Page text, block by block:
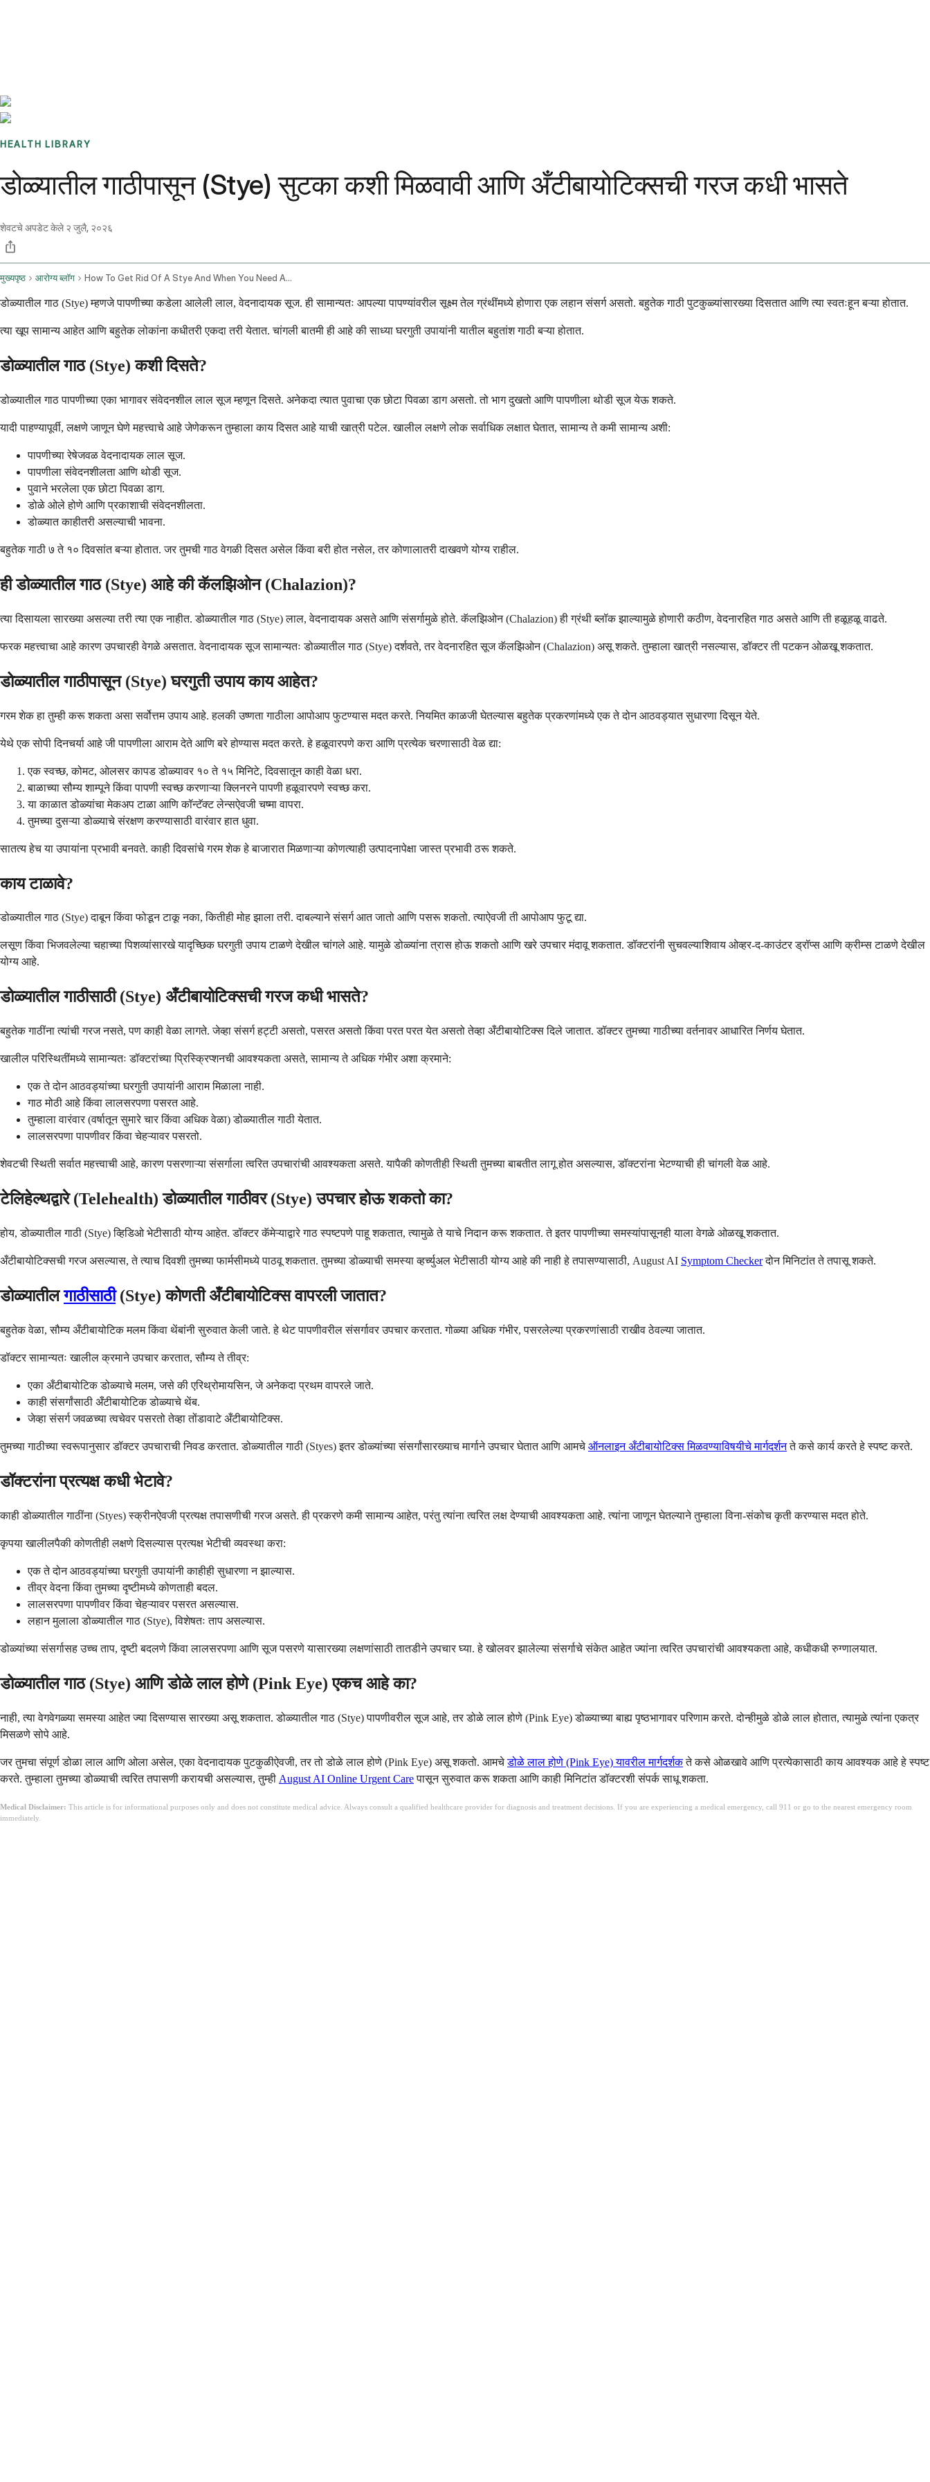
HEALTH LIBRARY
डोळ्यातील गाठीपासून (Stye) सुटका कशी मिळवावी आणि अँटीबायोटिक्सची गरज कधी भासते
शेवटचे अपडेट केले २ जुलै, २०२६
मुख्यपृष्ठ आरोग्य ब्लॉग How To Get Rid Of A Stye And When You Need Antibiotics
डोळ्यातील गाठ (Stye) म्हणजे पापणीच्या कडेला आलेली लाल, वेदनादायक सूज. ही सामान्यतः आपल्या पापण्यांवरील सूक्ष्म तेल ग्रंथींमध्ये होणारा एक लहान संसर्ग असतो. बहुतेक गाठी पुटकुळ्यांसारख्या दिसतात आणि त्या स्वतःहून बऱ्या होतात.
त्या खूप सामान्य आहेत आणि बहुतेक लोकांना कधीतरी एकदा तरी येतात. चांगली बातमी ही आहे की साध्या घरगुती उपायांनी यातील बहुतांश गाठी बऱ्या होतात.
डोळ्यातील गाठ (Stye) कशी दिसते?
डोळ्यातील गाठ पापणीच्या एका भागावर संवेदनशील लाल सूज म्हणून दिसते. अनेकदा त्यात पुवाचा एक छोटा पिवळा डाग असतो. तो भाग दुखतो आणि पापणीला थोडी सूज येऊ शकते.
यादी पाहण्यापूर्वी, लक्षणे जाणून घेणे महत्त्वाचे आहे जेणेकरून तुम्हाला काय दिसत आहे याची खात्री पटेल. खालील लक्षणे लोक सर्वाधिक लक्षात घेतात, सामान्य ते कमी सामान्य अशी:
पापणीच्या रेषेजवळ वेदनादायक लाल सूज.
पापणीला संवेदनशीलता आणि थोडी सूज.
पुवाने भरलेला एक छोटा पिवळा डाग.
डोळे ओले होणे आणि प्रकाशाची संवेदनशीलता.
डोळ्यात काहीतरी असल्याची भावना.
बहुतेक गाठी ७ ते १० दिवसांत बऱ्या होतात. जर तुमची गाठ वेगळी दिसत असेल किंवा बरी होत नसेल, तर कोणालातरी दाखवणे योग्य राहील.
ही डोळ्यातील गाठ (Stye) आहे की कॅलझिओन (Chalazion)?
त्या दिसायला सारख्या असल्या तरी त्या एक नाहीत. डोळ्यातील गाठ (Stye) लाल, वेदनादायक असते आणि संसर्गामुळे होते. कॅलझिओन (Chalazion) ही ग्रंथी ब्लॉक झाल्यामुळे होणारी कठीण, वेदनारहित गाठ असते आणि ती हळूहळू वाढते.
फरक महत्त्वाचा आहे कारण उपचारही वेगळे असतात. वेदनादायक सूज सामान्यतः डोळ्यातील गाठ (Stye) दर्शवते, तर वेदनारहित सूज कॅलझिओन (Chalazion) असू शकते. तुम्हाला खात्री नसल्यास, डॉक्टर ती पटकन ओळखू शकतात.
डोळ्यातील गाठीपासून (Stye) घरगुती उपाय काय आहेत?
गरम शेक हा तुम्ही करू शकता असा सर्वोत्तम उपाय आहे. हलकी उष्णता गाठीला आपोआप फुटण्यास मदत करते. नियमित काळजी घेतल्यास बहुतेक प्रकरणांमध्ये एक ते दोन आठवड्यात सुधारणा दिसून येते.
येथे एक सोपी दिनचर्या आहे जी पापणीला आराम देते आणि बरे होण्यास मदत करते. हे हळूवारपणे करा आणि प्रत्येक चरणासाठी वेळ द्या:
एक स्वच्छ, कोमट, ओलसर कापड डोळ्यावर १० ते १५ मिनिटे, दिवसातून काही वेळा धरा.
बाळाच्या सौम्य शाम्पूने किंवा पापणी स्वच्छ करणाऱ्या क्लिनरने पापणी हळूवारपणे स्वच्छ करा.
या काळात डोळ्यांचा मेकअप टाळा आणि कॉन्टॅक्ट लेन्सऐवजी चष्मा वापरा.
तुमच्या दुसऱ्या डोळ्याचे संरक्षण करण्यासाठी वारंवार हात धुवा.
सातत्य हेच या उपायांना प्रभावी बनवते. काही दिवसांचे गरम शेक हे बाजारात मिळणाऱ्या कोणत्याही उत्पादनापेक्षा जास्त प्रभावी ठरू शकते.
काय टाळावे?
डोळ्यातील गाठ (Stye) दाबून किंवा फोडून टाकू नका, कितीही मोह झाला तरी. दाबल्याने संसर्ग आत जातो आणि पसरू शकतो. त्याऐवजी ती आपोआप फुटू द्या.
लसूण किंवा भिजवलेल्या चहाच्या पिशव्यांसारखे यादृच्छिक घरगुती उपाय टाळणे देखील चांगले आहे. यामुळे डोळ्यांना त्रास होऊ शकतो आणि खरे उपचार मंदावू शकतात. डॉक्टरांनी सुचवल्याशिवाय ओव्हर-द-काउंटर ड्रॉप्स आणि क्रीम्स टाळणे देखील
योग्य आहे.
डोळ्यातील गाठीसाठी (Stye) अँटीबायोटिक्सची गरज कधी भासते?
बहुतेक गाठींना त्यांची गरज नसते, पण काही वेळा लागते. जेव्हा संसर्ग हट्टी असतो, पसरत असतो किंवा परत परत येत असतो तेव्हा अँटीबायोटिक्स दिले जातात. डॉक्टर तुमच्या गाठीच्या वर्तनावर आधारित निर्णय घेतात.
खालील परिस्थितींमध्ये सामान्यतः डॉक्टरांच्या प्रिस्क्रिप्शनची आवश्यकता असते, सामान्य ते अधिक गंभीर अशा क्रमाने:
एक ते दोन आठवड्यांच्या घरगुती उपायांनी आराम मिळाला नाही.
गाठ मोठी आहे किंवा लालसरपणा पसरत आहे.
तुम्हाला वारंवार (वर्षातून सुमारे चार किंवा अधिक वेळा) डोळ्यातील गाठी येतात.
लालसरपणा पापणीवर किंवा चेहऱ्यावर पसरतो.
शेवटची स्थिती सर्वात महत्त्वाची आहे, कारण पसरणाऱ्या संसर्गाला त्वरित उपचारांची आवश्यकता असते. यापैकी कोणतीही स्थिती तुमच्या बाबतीत लागू होत असल्यास, डॉक्टरांना भेटण्याची ही चांगली वेळ आहे.
टेलिहेल्थद्वारे (Telehealth) डोळ्यातील गाठीवर (Stye) उपचार होऊ शकतो का?
होय, डोळ्यातील गाठी (Stye) व्हिडिओ भेटीसाठी योग्य आहेत. डॉक्टर कॅमेऱ्याद्वारे गाठ स्पष्टपणे पाहू शकतात, त्यामुळे ते याचे निदान करू शकतात. ते इतर पापणीच्या समस्यांपासूनही याला वेगळे ओळखू शकतात.
अँटीबायोटिक्सची गरज असल्यास, ते त्याच दिवशी तुमच्या फार्मसीमध्ये पाठवू शकतात. तुमच्या डोळ्याची समस्या व्हर्च्युअल भेटीसाठी योग्य आहे की नाही हे तपासण्यासाठी, August AI Symptom Checkerदोन मिनिटांत ते तपासू शकते.
डोळ्यातीलगाठीसाठी(Stye) कोणती अँटीबायोटिक्स वापरली जातात?
बहुतेक वेळा, सौम्य अँटीबायोटिक मलम किंवा थेंबांनी सुरुवात केली जाते. हे थेट पापणीवरील संसर्गावर उपचार करतात. गोळ्या अधिक गंभीर, पसरलेल्या प्रकरणांसाठी राखीव ठेवल्या जातात.
डॉक्टर सामान्यतः खालील क्रमाने उपचार करतात, सौम्य ते तीव्र:
एका अँटीबायोटिक डोळ्याचे मलम, जसे की एरिथ्रोमायसिन, जे अनेकदा प्रथम वापरले जाते.
काही संसर्गांसाठी अँटीबायोटिक डोळ्याचे थेंब.
जेव्हा संसर्ग जवळच्या त्वचेवर पसरतो तेव्हा तोंडावाटे अँटीबायोटिक्स.
तुमच्या गाठीच्या स्वरूपानुसार डॉक्टर उपचाराची निवड करतात. डोळ्यातील गाठी (Styes) इतर डोळ्यांच्या संसर्गांसारख्याच मार्गाने उपचार घेतात आणि आमचे ऑनलाइन अँटीबायोटिक्स मिळवण्याविषयीचे मार्गदर्शनते कसे कार्य करते हे स्पष्ट करते.
डॉक्टरांना प्रत्यक्ष कधी भेटावे?
काही डोळ्यातील गाठींना (Styes) स्क्रीनऐवजी प्रत्यक्ष तपासणीची गरज असते. ही प्रकरणे कमी सामान्य आहेत, परंतु त्यांना त्वरित लक्ष देण्याची आवश्यकता आहे. त्यांना जाणून घेतल्याने तुम्हाला विना-संकोच कृती करण्यास मदत होते.
कृपया खालीलपैकी कोणतीही लक्षणे दिसल्यास प्रत्यक्ष भेटीची व्यवस्था करा:
एक ते दोन आठवड्यांच्या घरगुती उपायांनी काहीही सुधारणा न झाल्यास.
तीव्र वेदना किंवा तुमच्या दृष्टीमध्ये कोणताही बदल.
लालसरपणा पापणीवर किंवा चेहऱ्यावर पसरत असल्यास.
लहान मुलाला डोळ्यातील गाठ (Stye), विशेषतः ताप असल्यास.
डोळ्यांच्या संसर्गासह उच्च ताप, दृष्टी बदलणे किंवा लालसरपणा आणि सूज पसरणे यासारख्या लक्षणांसाठी तातडीने उपचार घ्या. हे खोलवर झालेल्या संसर्गाचे संकेत आहेत ज्यांना त्वरित उपचारांची आवश्यकता आहे, कधीकधी रुग्णालयात.
डोळ्यातील गाठ (Stye) आणि डोळे लाल होणे (Pink Eye) एकच आहे का?
नाही, त्या वेगवेगळ्या समस्या आहेत ज्या दिसण्यास सारख्या असू शकतात. डोळ्यातील गाठ (Stye) पापणीवरील सूज आहे, तर डोळे लाल होणे (Pink Eye) डोळ्याच्या बाह्य पृष्ठभागावर परिणाम करते. दोन्हीमुळे डोळे लाल होतात, त्यामुळे त्यांना एकत्र
मिसळणे सोपे आहे.
जर तुमचा संपूर्ण डोळा लाल आणि ओला असेल, एका वेदनादायक पुटकुळीऐवजी, तर तो डोळे लाल होणे (Pink Eye) असू शकतो. आमचेडोळे लाल होणे (Pink Eye) यावरील मार्गदर्शकते कसे ओळखावे आणि प्रत्येकासाठी काय आवश्यक आहे हे स्पष्ट
करते. तुम्हाला तुमच्या डोळ्याची त्वरित तपासणी करायची असल्यास, तुम्ही August AI Online Urgent Careपासून सुरुवात करू शकता आणि काही मिनिटांत डॉक्टरशी संपर्क साधू शकता.
Medical Disclaimer: This article is for informational purposes only and does not constitute medical advice. Always consult a qualified healthcare provider for diagnosis and treatment decisions. If you are experiencing a medical emergency, call 911 or go to the nearest emergency room
immediately.